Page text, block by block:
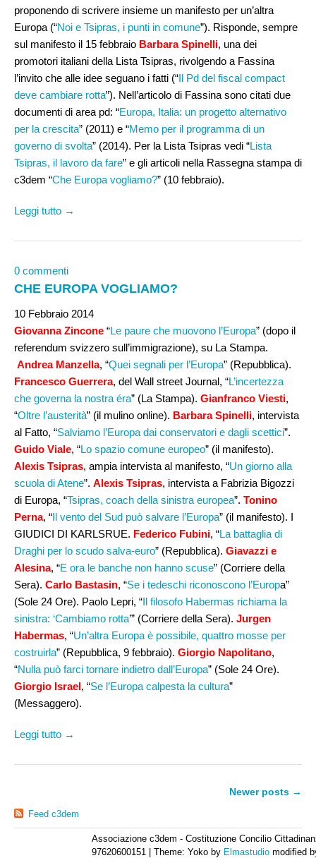
proponendo di scrivere insieme un manifesto per un’altra
Europa (“Noi e Tsipras, i punti in comune”). Risponde, sempre
sul manifesto il 15 febbraio Barbara Spinelli, una dei
promotori italiani della Lista Tsipras, rivolgendo a Fassina
l’invito che alle idee seguano i fatti (“Il Pd del fiscal compact
deve cambiare rotta”). Nell’articolo di Fassina sono citati due
documenti di area pd: “Europa, Italia: un progetto alternativo
per la crescita” (2011) e “Memo per il programma di un
governo di svolta” (2014). Per la Lista Tsipras vedi “Lista
Tsipras, il lavoro da fare” e gli articoli nella Rassegna stampa di
c3dem “Che Europa vogliamo?” (10 febbraio).
Leggi tutto →
0 commenti
CHE EUROPA VOGLIAMO?
10 Febbraio 2014
Giovanna Zincone “Le paure che muovono l’Europa” (dopo il
referendum svizzero sull’immigrazione), su La Stampa.
Andrea Manzella, “Quei segnali per l’Europa” (Repubblica).
Francesco Guerrera, del Wall street Journal, “L’incertezza
che governa la nostra éra” (La Stampa). Gianfranco Viesti,
“Oltre l’austerità” (il mulino online). Barbara Spinelli, intervista
al Fatto, “Salviamo l’Europa dai conservatori e dagli scettici”.
Guido Viale, “Lo spazio comune europeo” (il manifesto).
Alexis Tsipras, ampia intervista al manifesto, “Un giorno alla
scuola di Atene”. Alexis Tsipras, intervista a Fabrizia Bigozzi
di Europa, “Tsipras, coach della sinistra europea”. Tonino
Perna, “Il vento del Sud può salvare l’Europa” (il manifesto). I
GIUDICI DI KARLSRUE. Federico Fubini, “La battaglia di
Draghi per lo scudo salva-euro” (Repubblica). Giavazzi e
Alesina, “E ora le banche non hanno scuse” (Corriere della
Sera). Carlo Bastasin, “Se i tedeschi riconoscono l’Europa”
(Sole 24 Ore). Paolo Lepri, “Il filosofo Habermas richiama la
sinistra: ‘Cambiamo rotta’” (Corriere della Sera). Jurgen
Habermas, “Un’altra Europa è possibile, quattro mosse per
costruirla” (Repubblica, 9 febbraio). Giorgio Napolitano,
“Nulla può farci tornare indietro dall’Europa” (Sole 24 Ore).
Giorgio Israel, “Se l’Europa calpesta la cultura”
(Messaggero).
Leggi tutto →
Newer posts →
Feed c3dem
Associazione c3dem - Costituzione Concilio
97620600151
Theme: Yoko by Elmastudio modified